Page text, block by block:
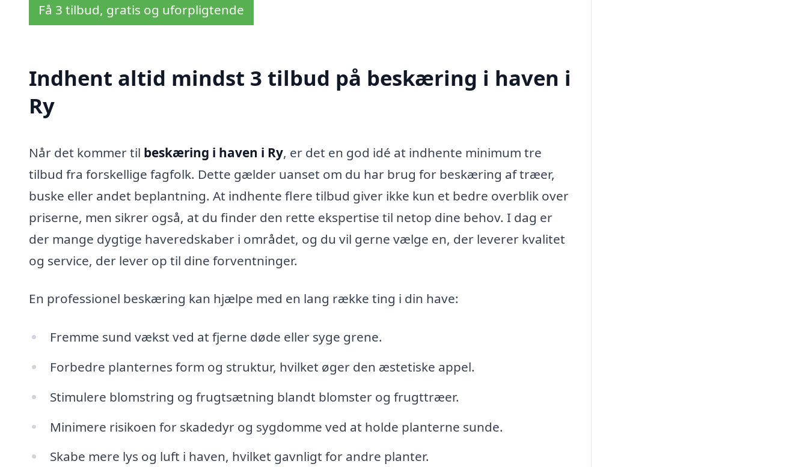
Få 3 tilbud, gratis og uforpligtende
Indhent altid mindst 3 tilbud på beskæring i haven i
Ry
Når det kommer til beskæring i haven i Ry, er det en god idé at indhente minimum tre
tilbud fra forskellige fagfolk. Dette gælder uanset om du har brug for beskæring af træer,
buske eller andet beplantning. At indhente flere tilbud giver ikke kun et bedre overblik over
priserne, men sikrer også, at du finder den rette ekspertise til netop dine behov. I dag er
der mange dygtige haveredskaber i området, og du vil gerne vælge en, der leverer kvalitet
og service, der lever op til dine forventninger.
En professionel beskæring kan hjælpe med en lang række ting i din have:
Fremme sund vækst ved at fjerne døde eller syge grene.
Forbedre planternes form og struktur, hvilket øger den æstetiske appel.
Stimulere blomstring og frugtsætning blandt blomster og frugttræer.
Minimere risikoen for skadedyr og sygdomme ved at holde planterne sunde.
Skabe mere lys og luft i haven, hvilket gavnligt for andre planter.